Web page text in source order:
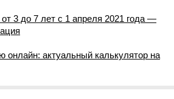
3 до 7 лет с 1 апреля 2021 года —
онлайн: актуальный калькулятор на